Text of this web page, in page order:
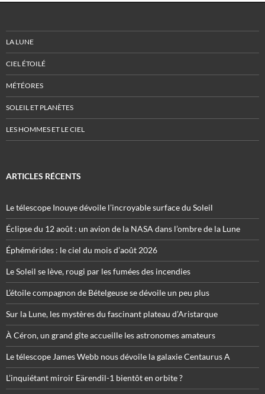
LA LUNE
CIEL ÉTOILÉ
MÉTÉORES
SOLEIL ET PLANÈTES
LES HOMMES ET LE CIEL
ARTICLES RÉCENTS
Le télescope Inouye dévoile l’incroyable surface du Soleil
Éclipse du 12 août : un avion de la NASA dans l’ombre de la Lune
Éphémérides : le ciel du mois d’août 2026
Le Soleil se lève, rougi par les fumées des incendies
L’étoile compagnon de Bételgeuse se dévoile un peu plus
Sur la Lune, les mystères du fascinant plateau d’Aristarque
À Céron, un grand gîte accueille les astronomes amateurs
Le télescope James Webb nous dévoile la galaxie Centaurus A
L’inquiétant miroir Eärendil-1 bientôt en orbite ?